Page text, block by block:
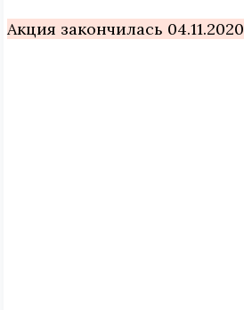
Акция закончилась 04.11.2020